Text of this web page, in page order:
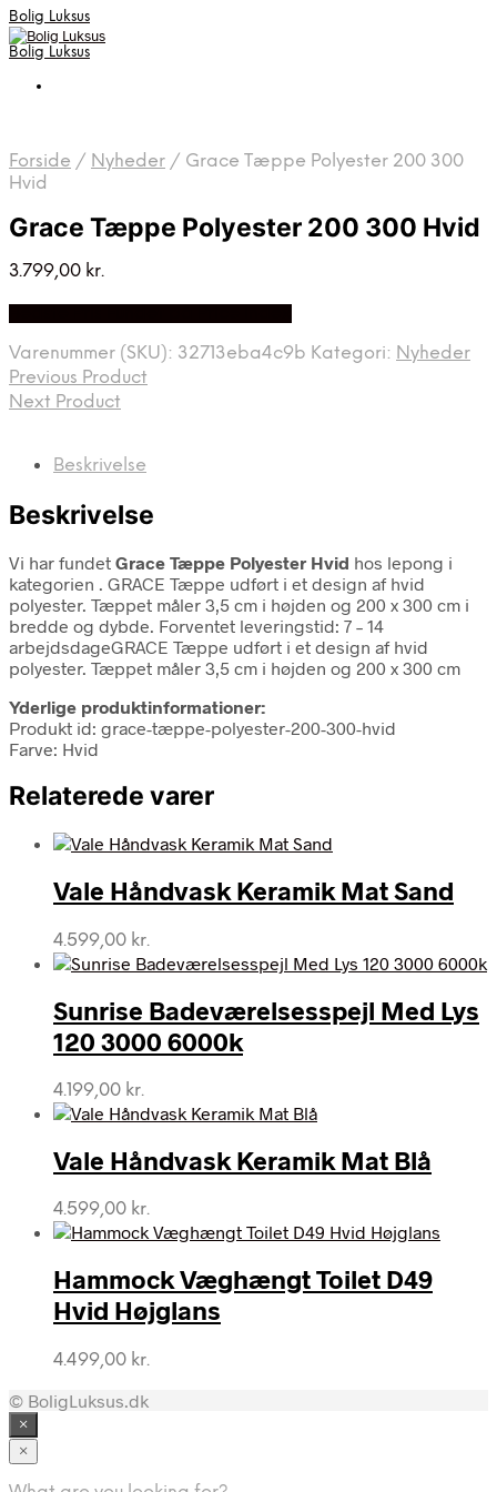
Bolig Luksus
Bolig Luksus
Forside / Nyheder / Grace Tæppe Polyester 200 300
Hvid
Grace Tæppe Polyester 200 300 Hvid
3.799,00 kr.
Varenummer (SKU): 32713eba4c9b Kategori: Nyheder
Previous Product
Next Product
Beskrivelse
Beskrivelse
Vi har fundet Grace Tæppe Polyester Hvid hos lepong i
kategorien . GRACE Tæppe udført i et design af hvid
polyester. Tæppet måler 3,5 cm i højden og 200 x 300 cm i
bredde og dybde. Forventet leveringstid: 7 – 14
arbejdsdageGRACE Tæppe udført i et design af hvid
polyester. Tæppet måler 3,5 cm i højden og 200 x 300 cm
Yderlige produktinformationer:
Produkt id: grace-tæppe-polyester-200-300-hvid
Farve: Hvid
Relaterede varer
Vale Håndvask Keramik Mat Sand
4.599,00 kr.
Sunrise Badeværelsesspejl Med Lys
120 3000 6000k
4.199,00 kr.
Vale Håndvask Keramik Mat Blå
4.599,00 kr.
Hammock Væghængt Toilet D49
Hvid Højglans
4.499,00 kr.
© BoligLuksus.dk
×
×